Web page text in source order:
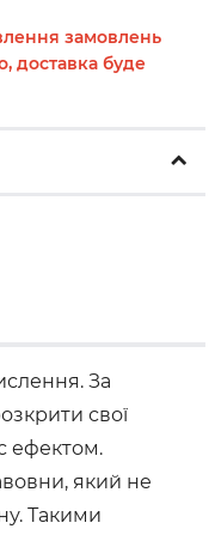
замовлень
доставка буде
За
свої
ефектом.
який не
Такими